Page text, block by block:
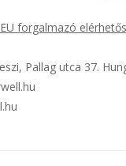
forgalmazó
Pallag utca 37.